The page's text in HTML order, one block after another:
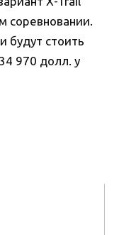
соревновании.
будут стоить
970 долл. у